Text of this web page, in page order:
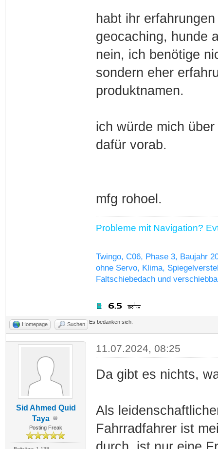
habt ihr
geocaching, hunde
nein, ich benötige
sondern eher
produktnamen.
ich würde mich
dafür vorab.
mfg rohoel.
Probleme mit Navigation?
Twingo, C06, Phase 3, Baujahr
ohne Servo, Klima,
Faltschiebedach und
Homepage Suchen Es bedanken sich:
Sid Ahmed Quid
Taya
Posting Freak
11.07.2024, 08:25
Da gibt es nichts,
Als
Fahrradfahrer ist